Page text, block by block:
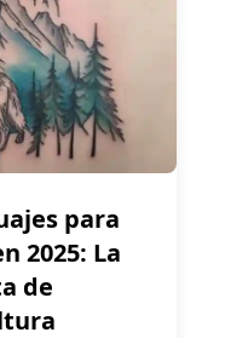
para
2025: La
de